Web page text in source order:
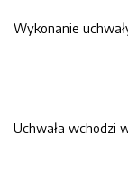
Wykonanie
Uchwała wchodzi